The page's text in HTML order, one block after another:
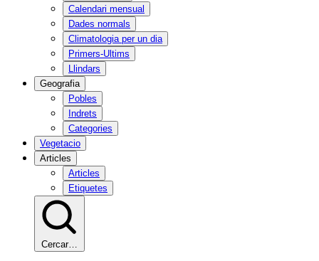
Calendari mensual
Dades normals
Climatologia per un dia
Primers-Ultims
Llindars
Geografia
Pobles
Indrets
Categories
Vegetacio
Articles
Articles
Etiquetes
Cercar…